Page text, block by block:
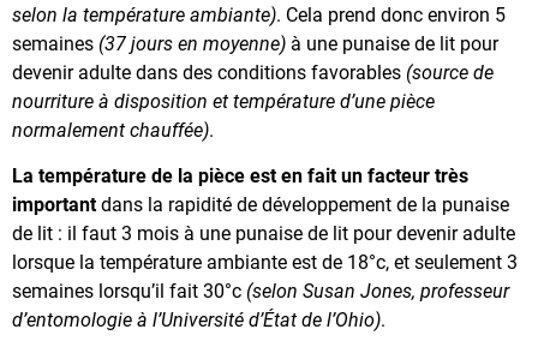
selon la température ambiante). Cela prend donc environ 5
semaines (37 jours en moyenne) à une punaise de lit pour
devenir adulte dans des conditions favorables (source de
nourriture à disposition et température d’une pièce
normalement chauffée).
La température de la pièce est en fait un facteur très
importantdans la rapidité de développement de la punaise
de lit : il faut 3 mois à une punaise de lit pour devenir adulte
lorsque la température ambiante est de 18°c, et seulement 3
semaines lorsqu’il fait 30°c (selon Susan Jones, professeur
d’entomologie à l’Université d’État de l’Ohio).